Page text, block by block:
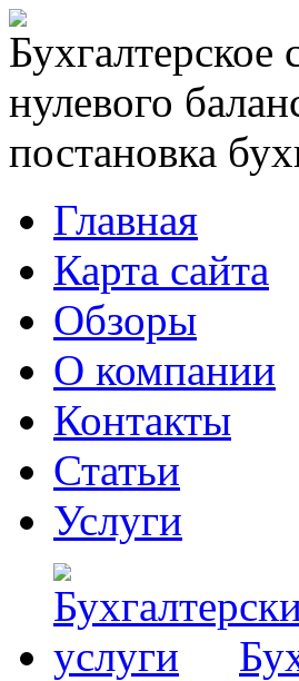
Бухгалтерское
нулевого
постановка
Главная
Карта сайта
Обзоры
О компании
Контакты
Статьи
Услуги